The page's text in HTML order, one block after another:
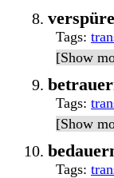
Tags:
[Show
Tags:
[Show
Tags: